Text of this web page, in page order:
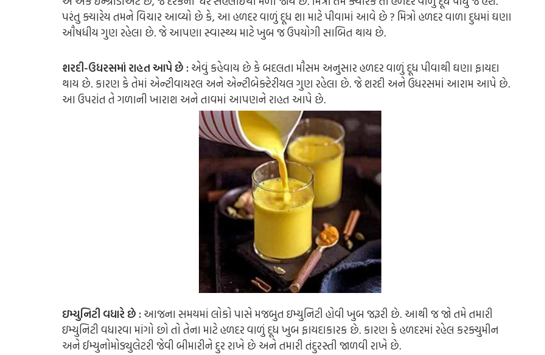
પરંતુ ક્યારેય તમને વિચાર આવ્યો છે કે, આ હળદર વાળું દૂધ શા માટે પીવામાં આવે છે ? મિત્રો હળદર વાળા દુધમાં ઘણા
ઔષધીય ગુણ રહેલા છે. જે આપણા સ્વાસ્થ્ય માટે ખુબ જ ઉપયોગી સાબિત થાય છે.
શરદી-ઉધરસમાં રાહત આપે છે :એવું કહેવાય છે કે બદલતા મૌસમ અનુસાર હળદર વાળું દૂધ પીવાથી ઘણા ફાયદા
થાય છે. કારણ કે તેમાં એન્ટીવાયરલ અને એન્ટીબેક્ટેરીયલ ગુણ રહેલા છે. જે શરદી અને ઉધરસમાં આરામ આપે છે.
આ ઉપરાંત તે ગળાની ખારાશ અને તાવમાં આપણને રાહત આપે છે.
ઇમ્યુનિટી વધારે છે :આજના સમયમાં લોકો પાસે મજબુત ઇમ્યુનિટી હોવી ખુબ જરૂરી છે. આથી જ જો તમે તમારી
ઇમ્યુનિટી વધારવા માંગો છો તો તેના માટે હળદર વાળું દૂધ ખુબ ફાયદાકારક છે. કારણ કે હળદરમાં રહેલ કરક્યુમીન
અને ઈમ્યુનોમોડ્યુલેટરી જેવી બીમારીને દુર રાખે છે અને તમારી તંદુરસ્તી જાળવી રાખે છે.